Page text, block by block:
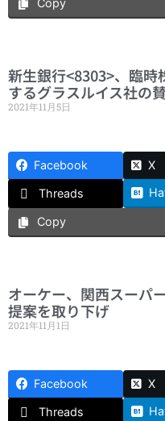
新生銀行<8303>、臨
するグラスルイス社の
2021年11月5日
Facebook X
Threads
Copy
オーケー、関西スーパ
提案を取り下げ
2021年11月1日
Facebook X
Threads